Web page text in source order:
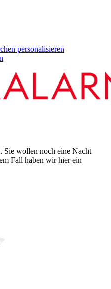
personalisieren
Sie wollen noch eine Nacht
Fall haben wir hier ein